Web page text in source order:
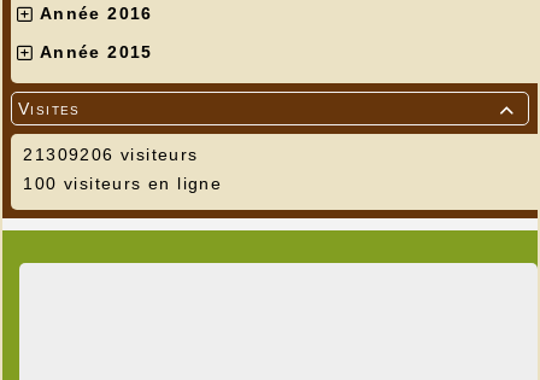
Année 2016
Année 2015

Visites
21309206 visiteurs
100 visiteurs en ligne